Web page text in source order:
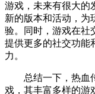
游戏，未来有很大的
新的版本和活动，为
验。同时，游戏在社
提供更多的社交功能
力。
总结一下，热血传
戏，其丰富多样的游